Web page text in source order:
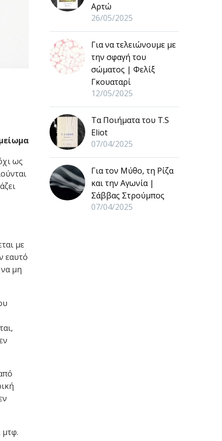
ως
με
εαυτό
μη
μτφ.
Αρτώ
26/05/2025
Για να τελειώνουμε με
την σφαγή του
σώματος | Φελίξ
Γκουαταρί
12/05/2025
Τα Ποιήματα του T.S
Eliot
07/04/2025
Για τον Μύθο, τη Ρίζα
και την Αγωνία |
Σάββας Στρούμπος
07/04/2025